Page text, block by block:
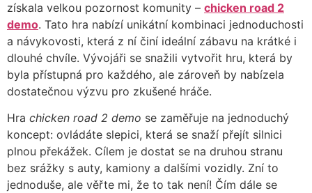
získala velkou pozornost komunity – chicken road 2
demo. Tato hra nabízí unikátní kombinaci jednoduchosti
a návykovosti, která z ní činí ideální zábavu na krátké i
dlouhé chvíle. Vývojáři se snažili vytvořit hru, která by
byla přístupná pro každého, ale zároveň by nabízela
dostatečnou výzvu pro zkušené hráče.
Hra chicken road 2 demo se zaměřuje na jednoduchý
koncept: ovládáte slepici, která se snaží přejít silnici
plnou překážek. Cílem je dostat se na druhou stranu
bez srážky s auty, kamiony a dalšími vozidly. Zní to
jednoduše, ale věřte mi, že to tak není! Čím dále se